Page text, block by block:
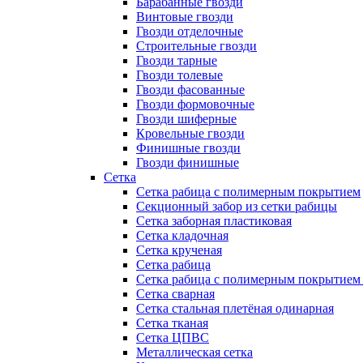
Винтовые гвозди
Гвозди отделочные
Строительные гвозди
Гвозди тарные
Гвозди толевые
Гвозди фасованные
Гвозди формовочные
Гвозди шиферные
Кровельные гвозди
Финишные гвозди
Гвозди финишные
Сетка
Сетка рабица с полимерным покрытием
Секционный забор из сетки рабицы
Сетка заборная пластиковая
Сетка кладочная
Сетка крученая
Сетка рабица
Сетка рабица с полимерным покрытием
Сетка сварная
Сетка стальная плетёная одинарная
Сетка тканая
Сетка ЦПВС
Металлическая сетка